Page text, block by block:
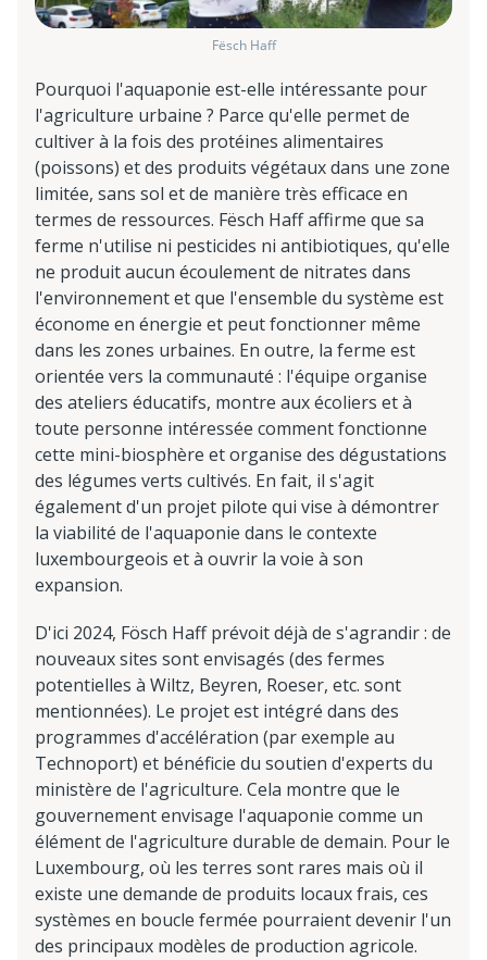
Fësch Haff
Pourquoi l'aquaponie est-elle intéressante pour
l'agriculture urbaine ? Parce qu'elle permet de
cultiver à la fois des protéines alimentaires
(poissons) et des produits végétaux dans une zone
limitée, sans sol et de manière très efficace en
termes de ressources. Fësch Haff affirme que sa
ferme n'utilise ni pesticides ni antibiotiques, qu'elle
ne produit aucun écoulement de nitrates dans
l'environnement et que l'ensemble du système est
économe en énergie et peut fonctionner même
dans les zones urbaines. En outre, la ferme est
orientée vers la communauté : l'équipe organise
des ateliers éducatifs, montre aux écoliers et à
toute personne intéressée comment fonctionne
cette mini-biosphère et organise des dégustations
des légumes verts cultivés. En fait, il s'agit
également d'un projet pilote qui vise à démontrer
la viabilité de l'aquaponie dans le contexte
luxembourgeois et à ouvrir la voie à son
expansion.
D'ici 2024, Fösch Haff prévoit déjà de s'agrandir : de
nouveaux sites sont envisagés (des fermes
potentielles à Wiltz, Beyren, Roeser, etc. sont
mentionnées). Le projet est intégré dans des
programmes d'accélération (par exemple au
Technoport) et bénéficie du soutien d'experts du
ministère de l'agriculture. Cela montre que le
gouvernement envisage l'aquaponie comme un
élément de l'agriculture durable de demain. Pour le
Luxembourg, où les terres sont rares mais où il
existe une demande de produits locaux frais, ces
systèmes en boucle fermée pourraient devenir l'un
des principaux modèles de production agricole.